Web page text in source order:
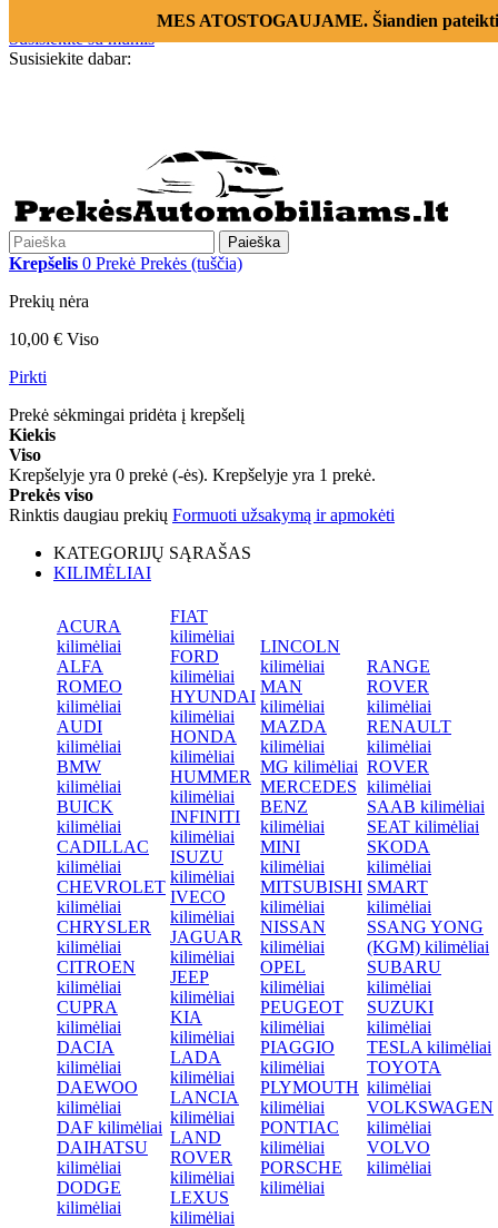
MES ATOSTOGAUJAME. Šiandien
Susisiekite su mumis
Susisiekite dabar:
Paieška
Krepšelis 0 Prekė Prekės (tuščia)
Prekių nėra
10,00 € Viso
Pirkti
Prekė sėkmingai pridėta į krepšelį
Kiekis
Viso
Krepšelyje yra 0 prekė (-ės). Krepšelyje yra 1 prekė.
Prekės viso
Rinktis daugiau prekių Formuoti užsakymą ir apmokėti
KATEGORIJŲ SĄRAŠAS
KILIMĖLIAI
ACURA
kilimėliai
ALFA
ROMEO
kilimėliai
AUDI
kilimėliai
BMW
kilimėliai
BUICK
kilimėliai
CADILLAC
kilimėliai
CHEVROLET
kilimėliai
CHRYSLER
kilimėliai
CITROEN
kilimėliai
CUPRA
kilimėliai
DACIA
kilimėliai
DAEWOO
kilimėliai
DAF kilimėliai
DAIHATSU
kilimėliai
DODGE
kilimėliai
FIAT
kilimėliai
FORD
kilimėliai
HYUNDAI
kilimėliai
HONDA
kilimėliai
HUMMER
kilimėliai
INFINITI
kilimėliai
ISUZU
kilimėliai
IVECO
kilimėliai
JAGUAR
kilimėliai
JEEP
kilimėliai
KIA
kilimėliai
LADA
kilimėliai
LANCIA
kilimėliai
LAND
ROVER
kilimėliai
LEXUS
kilimėliai
LINCOLN
kilimėliai
MAN
kilimėliai
MAZDA
kilimėliai
MG kilimėliai
MERCEDES
BENZ
kilimėliai
MINI
kilimėliai
MITSUBISHI
kilimėliai
NISSAN
kilimėliai
OPEL
kilimėliai
PEUGEOT
kilimėliai
PIAGGIO
kilimėliai
PLYMOUTH
kilimėliai
PONTIAC
kilimėliai
PORSCHE
kilimėliai
RANGE
ROVER
kilimėliai
RENAULT
kilimėliai
ROVER
kilimėliai
SAAB kilimėliai
SEAT kilimėliai
SKODA
kilimėliai
SMART
kilimėliai
SSANG YONG
(KGM) kilimėliai
SUBARU
kilimėliai
SUZUKI
kilimėliai
TESLA kilimėliai
TOYOTA
kilimėliai
VOLKSWAGEN
kilimėliai
VOLVO
kilimėliai